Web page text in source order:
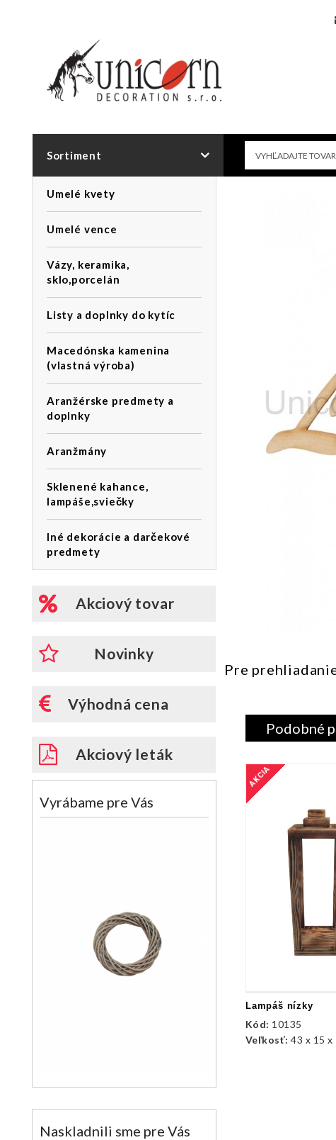
Sortiment
Umelé kvety
Umelé vence
Vázy, keramika,
sklo,porcelán
Listy a doplnky do kytíc
Macedónska kamenina
(vlastná výroba)
Aranžérske predmety a
doplnky
Aranžmány
Sklenené kahance,
lampáše,sviečky
Iné dekorácie a darčekové
predmety
Akciový tovar
Novinky
Výhodná cena
Akciový leták
Vyrábame pre Vás
Naskladnili sme pre Vás
Pre
Podobné
AKCIA
Lampáš nízky
Kód: 10135
Veľkosť:43 x 15 x